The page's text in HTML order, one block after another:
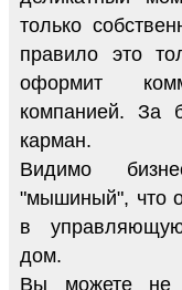
только
правило это
оформит
компанией. За
карман.
Видимо
"мышиный", что
в
дом.
Вы можете не